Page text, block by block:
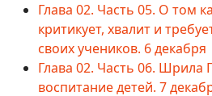
Глава 02. Часть 05. О том
критикует, хвалит и
своих учеников. 6 декабря
Глава 02. Часть 06. Шрила
воспитание детей. 7